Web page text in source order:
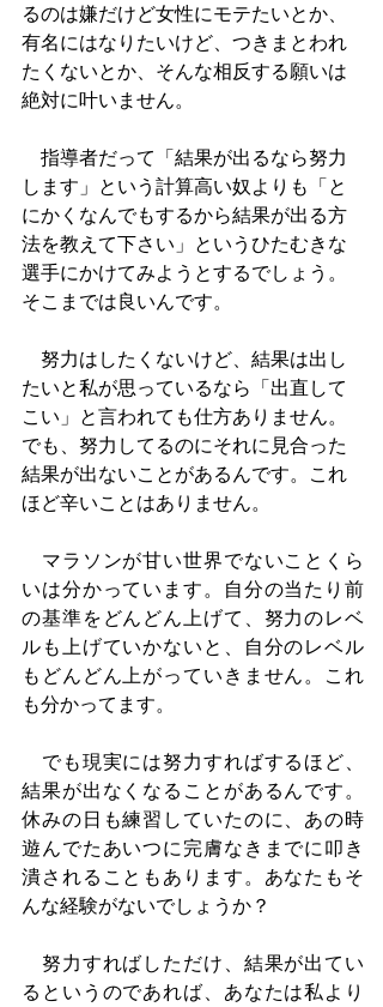
るのは嫌だけど女性にモテたいとか、
有名にはなりたいけど、つきまとわれ
たくないとか、そんな相反する願いは
絶対に叶いません。
指導者だって「結果が出るなら努力
します」という計算高い奴よりも「と
にかくなんでもするから結果が出る方
法を教えて下さい」というひたむきな
選手にかけてみようとするでしょう。
そこまでは良いんです。
努力はしたくないけど、結果は出し
たいと私が思っているなら「出直して
こい」と言われても仕方ありません。
でも、努力してるのにそれに見合った
結果が出ないことがあるんです。これ
ほど辛いことはありません。
マラソンが甘い世界でないことくら
いは分かっています。自分の当たり前
の基準をどんどん上げて、努力のレベ
ルも上げていかないと、自分のレベル
もどんどん上がっていきません。これ
も分かってます。
でも現実には努力すればするほど、
結果が出なくなることがあるんです。
休みの日も練習していたのに、あの時
遊んでたあいつに完膚なきまでに叩き
潰されることもあります。あなたもそ
んな経験がないでしょうか？
努力すればしただけ、結果が出てい
るというのであれば、あなたは私より